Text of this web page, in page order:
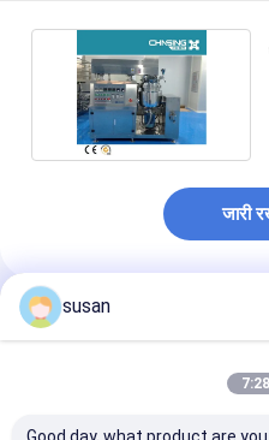
जारी
अनुशंसित उत्पाद
susan